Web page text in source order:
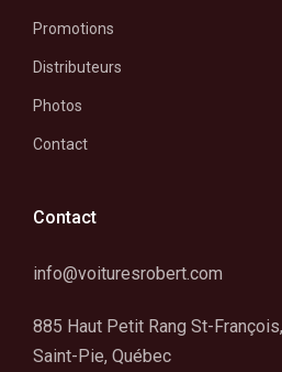
Promotions
Distributeurs
Photos
Contact
Contact
info@voituresrobert.com
885 Haut Petit Rang St-François,
Saint-Pie, Québec